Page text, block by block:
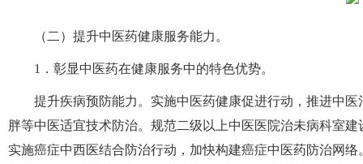
（二）提升中医药健康服务能力。
1．彰显中医药在健康服务中的特色优势。
提升疾病预防能力。实施中医药健康促进行动，推进中
胖等中医适宜技术防治。规范二级以上中医医院治未病科室
实施癌症中西医结合防治行动，加快构建癌症中医药防治网